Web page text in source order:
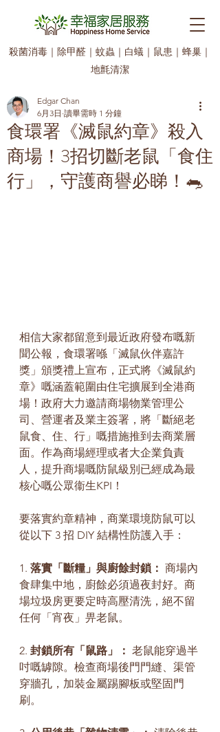
殺菌消毒｜ 除甲醛｜ 蚊蟲 ｜ 白蟻｜ 鼠患 ｜ 蜂巢｜
地氈清潔
食環署《滅鼠約章》殺入
商場！3招切斷老鼠「食住
行」，守護商譽必睇！🐀
Edgar Chan
6月3日 讀畢需時 1 分鐘
相信大家都留意到最近政府發布嘅新
聞公報，食環署喺「滅鼠伙伴嘉許
獎」頒獎禮上宣布，正式將《滅鼠約
章》嘅涵蓋範圍由住宅擴展到全港商
場！政府大力邀請商場物業管理公
司、營運者及業主簽署，將「斷絕老
鼠食、住、行」嘅措施推到去商業層
面。作為商場經理或者大企業負責
人，提升商場嘅防鼠級別已經成為最
核心嘅公眾衞生KPI！
要落實約章精神，商業環境防鼠可以
從以下 3 招 DIY 結構性防護入手：
1. 落實「斷糧」與廚餘封鎖： 商場內
食肆集中地，廚餘必須過夜封好。商
場垃圾房更要定時高壓清洗，絕不留
任何「宵夜」畀老鼠。
2. 封鎖所有「鼠路」： 老鼠能穿過半
吋嘅罅隙。檢查商場後門門縫、渠管
穿牆孔，加裝金屬踢腳板或堅固門
刷。